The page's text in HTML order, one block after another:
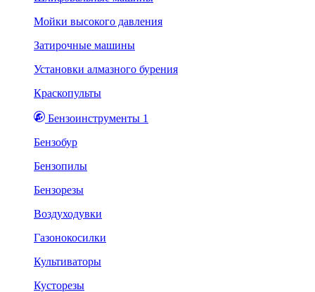
Мойки высокого давления
Затирочные машины
Установки алмазного бурения
Краскопульты
Бензоинструменты 1
Бензобур
Бензопилы
Бензорезы
Воздуходувки
Газонокосилки
Культиваторы
Кусторезы